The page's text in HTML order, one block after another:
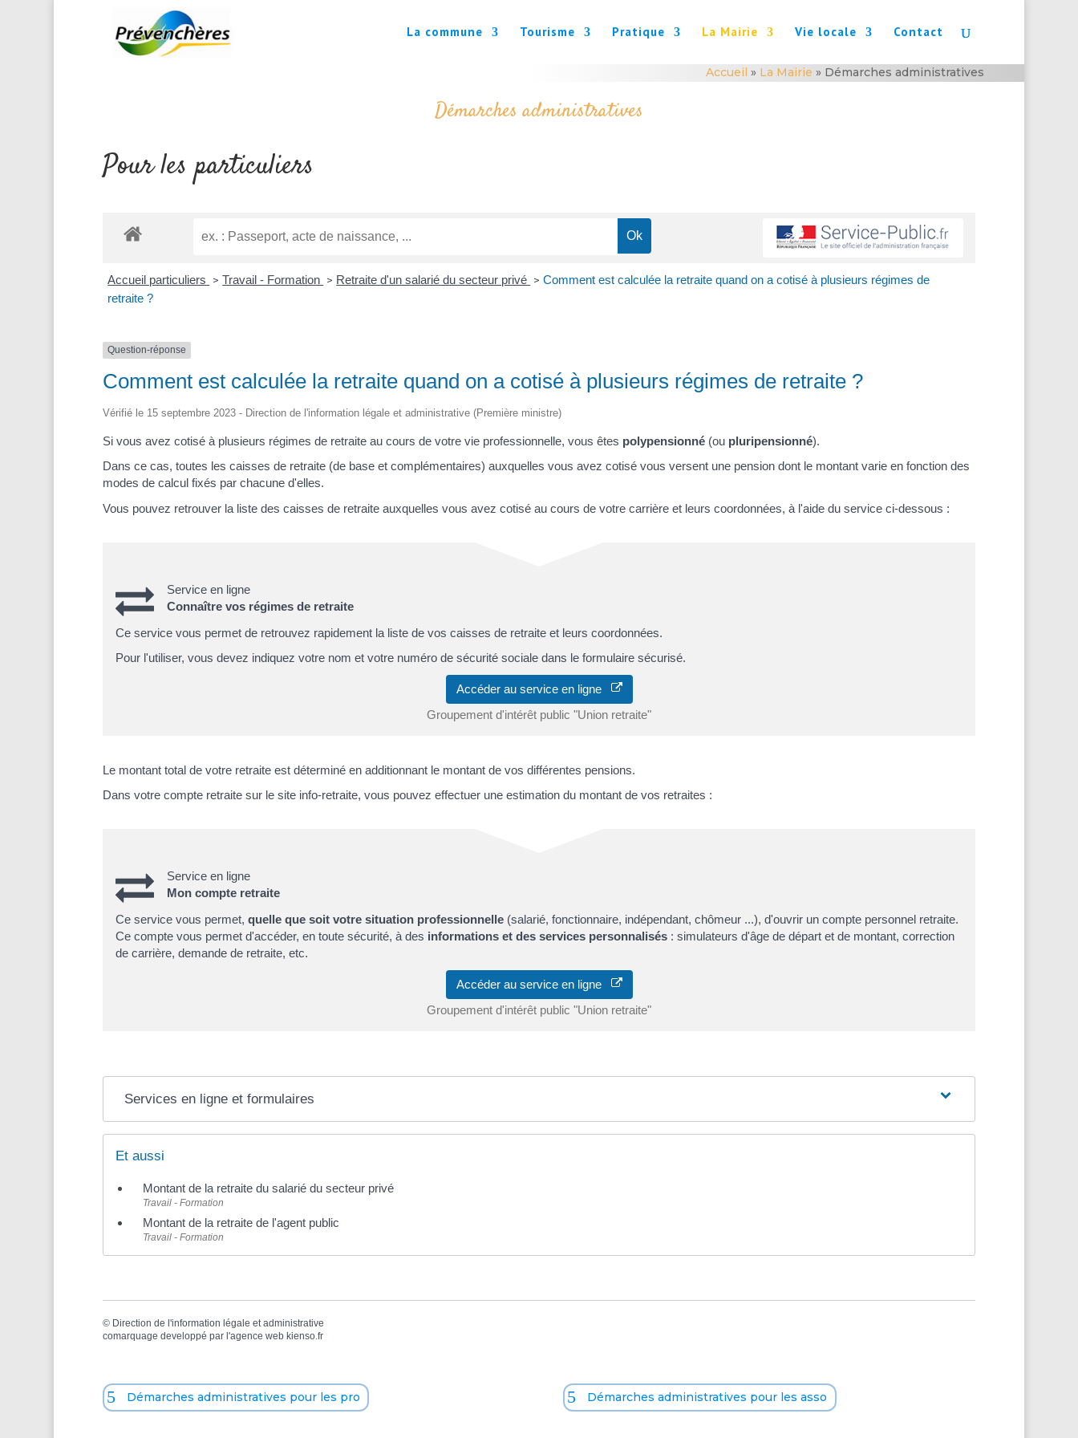
La commune Tourisme Pratique La Mairie Vie locale Contact
Accueil » La Mairie » Démarches administratives
Démarches administratives
Pour les particuliers
Accueil particuliers > Travail - Formation > Retraite d'un salarié du secteur privé > Comment est calculée la retraite quand on a cotisé à plusieurs régimes de
retraite ?
Question-réponse
Comment est calculée la retraite quand on a cotisé à plusieurs régimes de retraite ?
Vérifié le 15 septembre 2023 - Direction de l'information légale et administrative (Première ministre)
Si vous avez cotisé à plusieurs régimes de retraite au cours de votre vie professionnelle, vous êtes polypensionné(ou pluripensionné).
Dans ce cas, toutes les caisses de retraite (de base et complémentaires) auxquelles vous avez cotisé vous versent une pension dont le montant varie en fonction des
modes de calcul fixés par chacune d'elles.
Vous pouvez retrouver la liste des caisses de retraite auxquelles vous avez cotisé au cours de votre carrière et leurs coordonnées, à l'aide du service ci-dessous :
Service en ligne
Connaître vos régimes de retraite
Ce service vous permet de retrouvez rapidement la liste de vos caisses de retraite et leurs coordonnées.
Pour l'utiliser, vous devez indiquez votre nom et votre numéro de sécurité sociale dans le formulaire sécurisé.
Accéder au service en ligne
Groupement d'intérêt public "Union retraite"
Le montant total de votre retraite est déterminé en additionnant le montant de vos différentes pensions.
Dans votre compte retraite sur le site info-retraite, vous pouvez effectuer une estimation du montant de vos retraites :
Service en ligne
Mon compte retraite
Ce service vous permet, quelle que soit votre situation professionnelle(salarié, fonctionnaire, indépendant, chômeur ...), d'ouvrir un compte personnel retraite.
Ce compte vous permet d'accéder, en toute sécurité, à des informations et des services personnalisés: simulateurs d'âge de départ et de montant, correction
de carrière, demande de retraite, etc.
Accéder au service en ligne
Groupement d'intérêt public "Union retraite"
Services en ligne et formulaires
Et aussi
Montant de la retraite du salarié du secteur privé
Travail - Formation
Montant de la retraite de l'agent public
Travail - Formation
© Direction de l'information légale et administrative
comarquage developpé par l'agence web kienso.fr
Démarches administratives pour les pro Démarches administratives pour les asso